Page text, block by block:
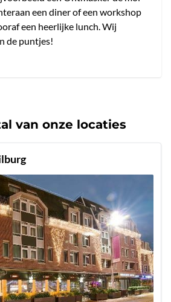
een diner of een workshop
een heerlijke lunch. Wij
de puntjes!
van onze locaties